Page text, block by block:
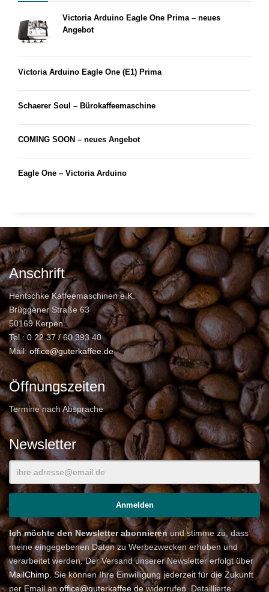
Victoria Arduino Eagle One Prima – neues
Angebot
Victoria Arduino Eagle One (E1) Prima
Schaerer Soul – Bürokaffeemaschine
COMING SOON – neues Angebot
Eagle One – Victoria Arduino
Anschrift
Hentschke Kaffeemaschinen e.K.
Brüggener Straße 63
50169 Kerpen
Tel.: 0 22 37 / 60 393 40
Mail: office@guterkaffee.de
Öffnungszeiten
Termine nach Absprache
Newsletter
Ich möchte den Newsletter abonnierenund stimme zu, dass
meine eingegebenen Daten zu Werbezwecken erhoben und
verarbeitet werden. Der Versand unserer Newsletter erfolgt über
MailChimp . Sie können Ihre Einwilligung jederzeit für die Zukunft
per Email an office@guterkaffee.dewiderrufen. Detaillierte